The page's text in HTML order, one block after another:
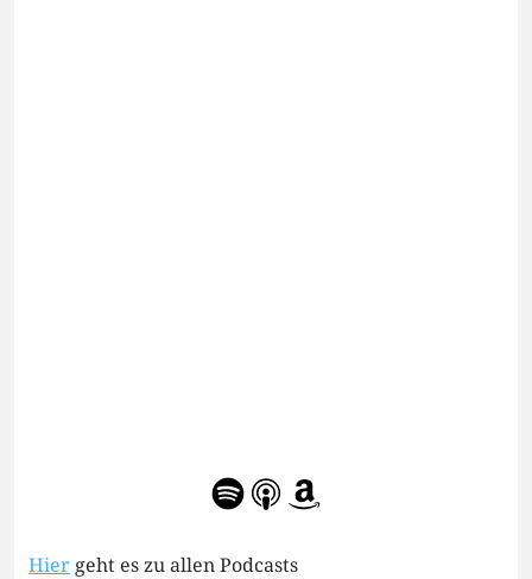
Hier geht es zu allen Podcasts